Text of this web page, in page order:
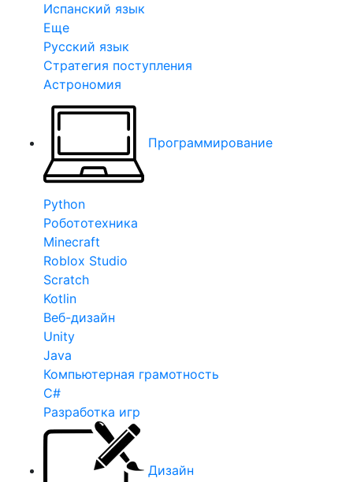
Испанский язык
Еще
Русский язык
Стратегия поступления
Астрономия
Программирование
Python
Робототехника
Minecraft
Roblox Studio
Scratch
Kotlin
Веб-дизайн
Unity
Java
Компьютерная грамотность
C#
Разработка игр
Дизайн